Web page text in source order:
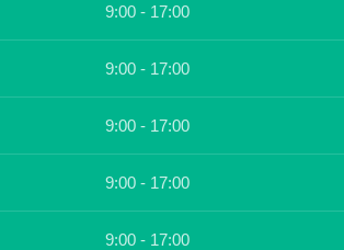
9:00 - 17:00
9:00 - 17:00
9:00 - 17:00
9:00 - 17:00
9:00 - 17:00